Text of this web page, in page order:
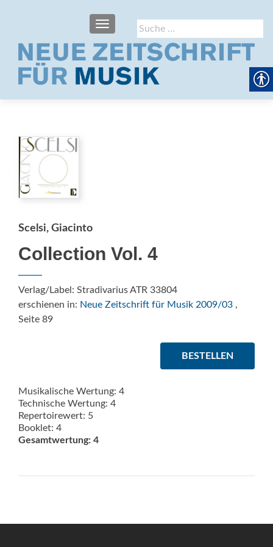
Suche
nach:
SCHALTE NAVIGATION
Scelsi, Giacinto
Collection Vol. 4
Verlag/Label: Stradivarius ATR 33804
erschienen in: Neue Zeitschrift für Musik 2009/03 ,
Seite 89
BESTELLEN
Musikalische Wertung: 4
Technische Wertung: 4
Repertoirewert: 5
Booklet: 4
Gesamtwertung: 4